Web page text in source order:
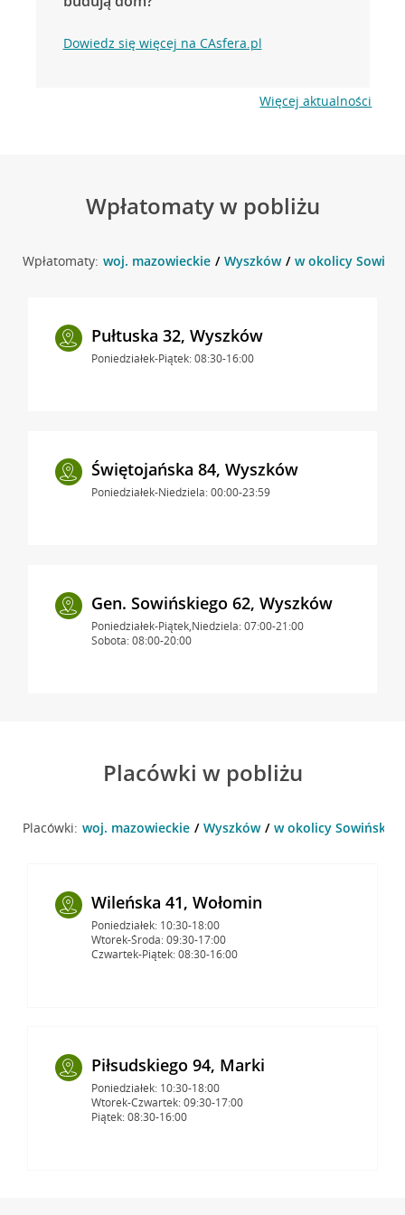
Dowiedz się więcej na CAsfera.pl
Więcej aktualności
Wpłatomaty w pobliżu
Wpłatomaty: woj. mazowieckie Wyszków w okolicy
Pułtuska 32, Wyszków
Poniedziałek-Piątek: 08:30-16:00
Świętojańska 84, Wyszków
Poniedziałek-Niedziela: 00:00-23:59
Gen. Sowińskiego 62, Wyszków
Poniedziałek-Piątek,Niedziela: 07:00-21:00
Sobota: 08:00-20:00
Placówki w pobliżu
Placówki: woj. mazowieckie Wyszków w okolicy
Wileńska 41, Wołomin
Poniedziałek: 10:30-18:00
Wtorek-Środa: 09:30-17:00
Czwartek-Piątek: 08:30-16:00
Piłsudskiego 94, Marki
Poniedziałek: 10:30-18:00
Wtorek-Czwartek: 09:30-17:00
Piątek: 08:30-16:00